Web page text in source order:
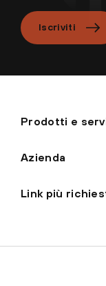
Iscriviti
Prodotti e
Azienda
Link più